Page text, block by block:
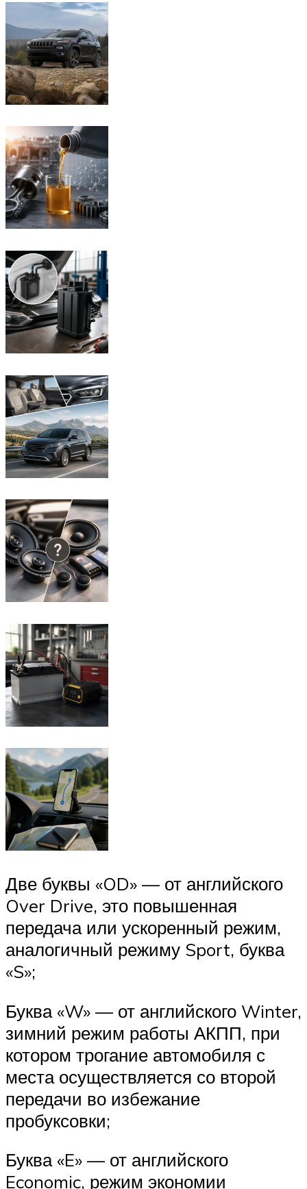
Две буквы «OD» — от английского
Over Drive, это повышенная
передача или ускоренный режим,
аналогичный режиму Sport, буква
«S»;
Буква «W» — от английского Winter,
зимний режим работы АКПП, при
котором трогание автомобиля с
места осуществляется со второй
передачи во избежание
пробуксовки;
Буква «E» — от английского
Economic, режим экономии